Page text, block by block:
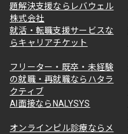
題解決支援ならレバウェル
株式会社
就活・転職支援サービスな
らキャリアチケット
フリーター・既卒・未経験
の就職・再就職ならハタラ
クティブ
AI面接ならNALYSYS
オンラインピル診療ならメ